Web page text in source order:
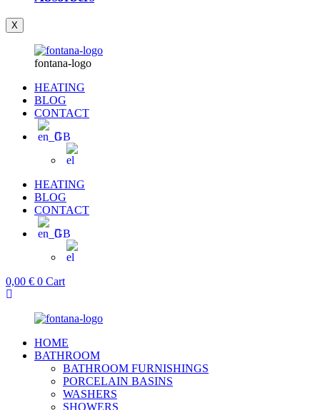
X
fontana-logo
HEATING
BLOG
CONTACT
HEATING
BLOG
CONTACT
0,00 € 0 Cart
HOME
BATHROOM
BATHROOM FURNISHINGS
PORCELAIN BASINS
WASHERS
SHOWERS